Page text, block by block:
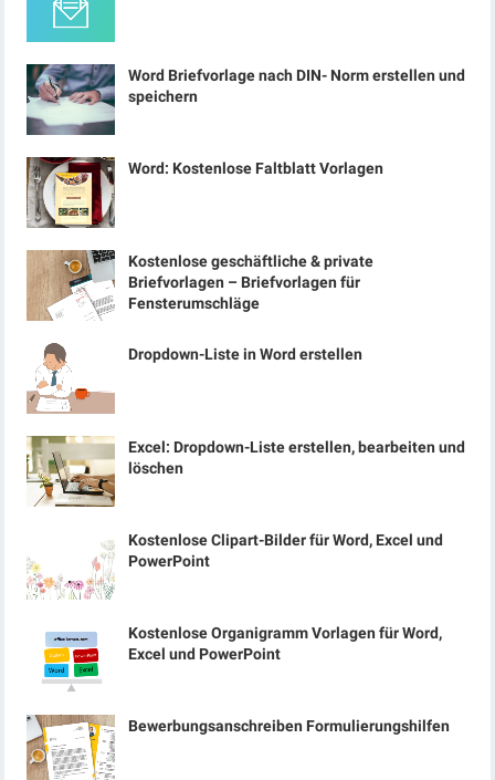
Word Briefvorlage nach DIN- Norm erstellen und
speichern
Word: Kostenlose Faltblatt Vorlagen
Kostenlose geschäftliche & private
Briefvorlagen – Briefvorlagen für
Fensterumschläge
Dropdown-Liste in Word erstellen
Excel: Dropdown-Liste erstellen, bearbeiten und
löschen
Kostenlose Clipart-Bilder für Word, Excel und
PowerPoint
Kostenlose Organigramm Vorlagen für Word,
Excel und PowerPoint
Bewerbungsanschreiben Formulierungshilfen